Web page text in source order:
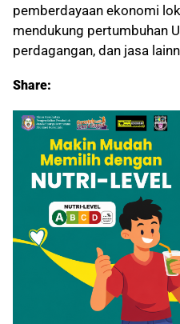
pemberdayaan ekonomi
mendukung pertumbuhan
perdagangan, dan jasa
Share: